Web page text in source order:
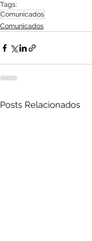
Tags:
Comunicados
Comunicados
Posts Relacionados